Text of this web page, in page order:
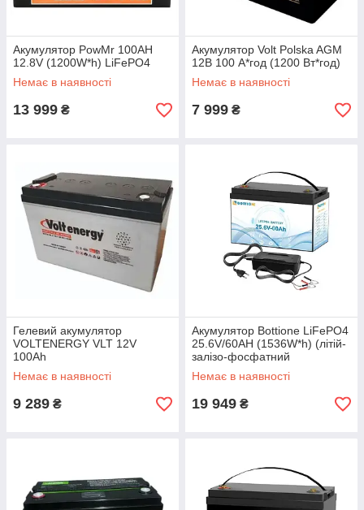
Акумулятор PowMr 100AH
12.8V (1200W*h) LiFePO4
Немає в наявності
13 999 ₴
Акумулятор Volt Polska AGM
12В 100 А*год (1200 Вт*год)
Немає в наявності
7 999 ₴
Гелевий акумулятор
VOLTENERGY VLT 12V
100Ah
Немає в наявності
9 289 ₴
Акумулятор Bottione LiFePO4
25.6V/60AH (1536W*h) (літій-
залізо-фосфатний
акумулятор для ДБЖ (UPS))
Немає в наявності
19 949 ₴